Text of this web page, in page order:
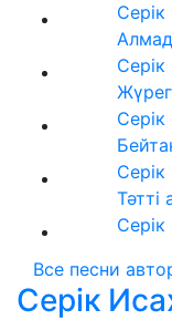
Все песни
Серік